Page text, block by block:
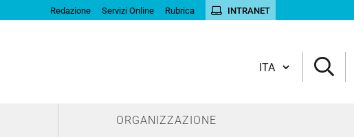
Redazione Servizi Online Rubrica INTRANET
Cambia lingua
ORGANIZZAZIONE